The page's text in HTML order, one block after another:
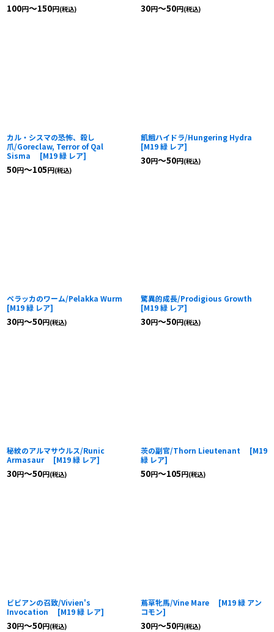
100円～150円(税込) 30円～50円(税込)
カル・シスマの恐怖、殺し
爪/Goreclaw, Terror of Qal
Sisma
[M19 緑 レア]
50円～105円(税込)
飢餓ハイドラ/Hungering Hydra
[M19 緑 レア]
30円～50円(税込)
ペラッカのワーム/Pelakka Wurm
[M19 緑 レア]
30円～50円(税込)
驚異的成長/Prodigious Growth
[M19 緑 レア]
30円～50円(税込)
秘紋のアルマサウルス/Runic
Armasaur
[M19 緑 レア]
30円～50円(税込)
茨の副官/Thorn Lieutenant [M19
緑 レア]
50円～105円(税込)
ビビアンの召致/Vivien's
Invocation
[M19 緑 レア]
30円～50円(税込)
蔦草牝馬/Vine Mare [M19 緑 アン
コモン]
30円～50円(税込)